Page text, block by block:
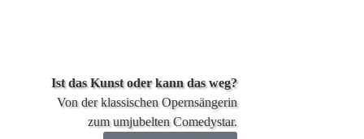
Ist das Kunst oder kann das weg?
Von der klassischen Opernsängerin
zum umjubelten Comedystar.